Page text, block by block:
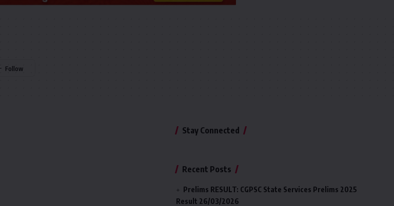
Stay Connected
Recent Posts
Prelims RESULT: CGPSC State Services Prelims 2025
Result 26/03/2026